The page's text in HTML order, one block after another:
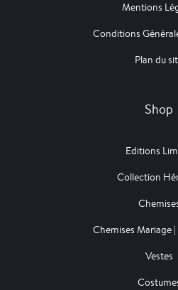
Mentions
Conditions
Plan du
Shop
Editions
Collection
Chemises Mariage
Vestes